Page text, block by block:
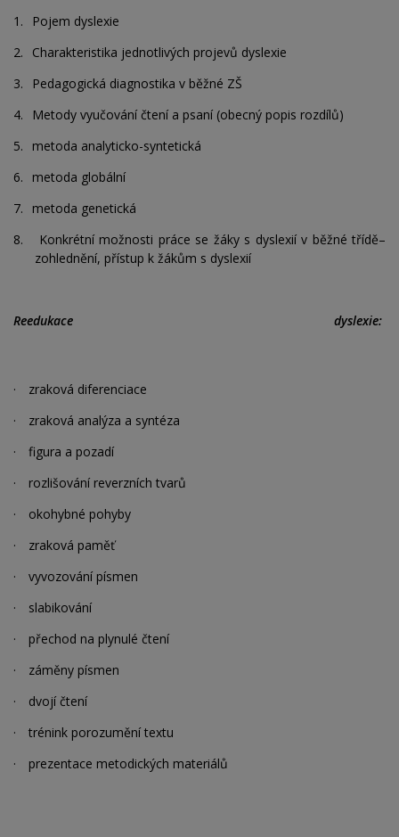
1.
Pojem dyslexie
2.
Charakteristika jednotlivých projevů dyslexie
3.
Pedagogická diagnostika v běžné ZŠ
4.
Metody vyučování čtení a psaní (obecný popis rozdílů)
5.
metoda analyticko-syntetická
6.
metoda globální
7.
metoda genetická
8.
Konkrétní možnosti práce se žáky s dyslexií v běžné třídě–
zohlednění, přístup k žákům s dyslexií
Reedukace dyslexie:
·
zraková diferenciace
·
zraková analýza a syntéza
·
figura a pozadí
·
rozlišování reverzních tvarů
·
okohybné pohyby
·
zraková paměť
·
vyvozování písmen
·
slabikování
·
přechod na plynulé čtení
·
záměny písmen
·
dvojí čtení
·
trénink porozumění textu
·
prezentace metodických materiálů